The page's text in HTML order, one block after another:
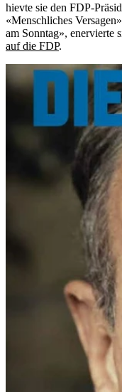
hievte sie den FDP-
«Menschliches
am Sonntag», enervierte
auf die FDP.